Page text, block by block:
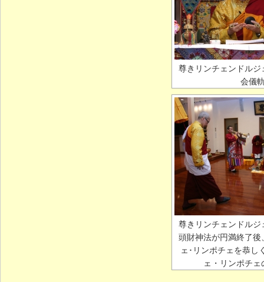
尊きリンチェンドル
会儀
尊きリンチェンドル
頭財神法が円満終了
ェ･リンポチェを恭し
ェ・リンポチ